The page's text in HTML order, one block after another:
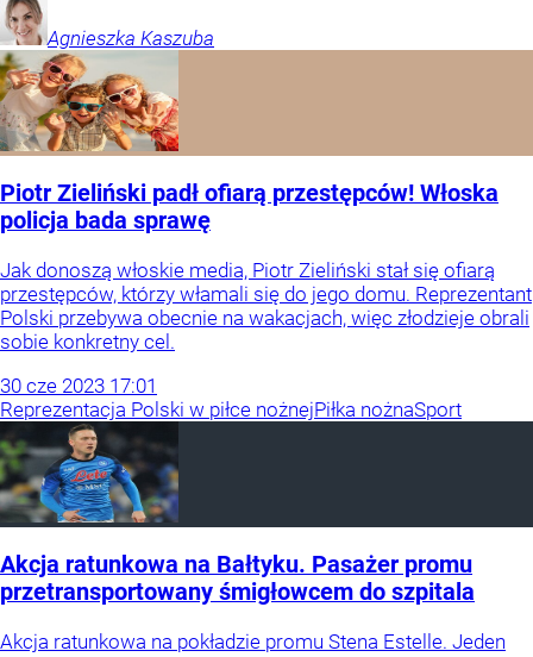
Agnieszka Kaszuba
Piotr Zieliński padł ofiarą przestępców! Włoska
policja bada sprawę
Jak donoszą włoskie media, Piotr Zieliński stał się ofiarą
przestępców, którzy włamali się do jego domu. Reprezentant
Polski przebywa obecnie na wakacjach, więc złodzieje obrali
sobie konkretny cel.
30 cze 2023 17:01
Reprezentacja Polski w piłce nożnejPiłka nożnaSport
Akcja ratunkowa na Bałtyku. Pasażer promu
przetransportowany śmigłowcem do szpitala
Akcja ratunkowa na pokładzie promu Stena Estelle. Jeden